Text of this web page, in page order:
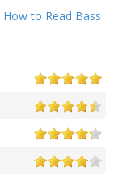
How to Read Bass